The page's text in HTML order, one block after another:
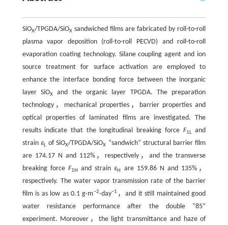
SiOX/TPGDA/SiOXsandwiched films are fabricated by roll-to-roll
plasma vapor deposition (roll-to-roll PECVD) and roll-to-roll
evaporation coating technology. Silane coupling agent and ion
source treatment for surface activation are employed to
enhance the interface bonding force between the inorganic
layer SiOXand the organic layer TPGDA. The preparation
technology，mechanical properties，barrier properties and
optical properties of laminated films are investigated. The
results indicate that the longitudinal breaking force F1L and
strain εL of SiOX/TPGDA/SiOX “sandwich” structural barrier film
are 174.17 N and 112%，respectively，and the transverse
breaking force F1H and strainεH
are 159.86 N and 135%，
respectively. The water vapor transmission rate of the barrier
film is as low as 0.1 g·m−2·day−1 ，and it still maintained good
water resistance performance after the double “85”
experiment. Moreover，the light transmittance and haze of